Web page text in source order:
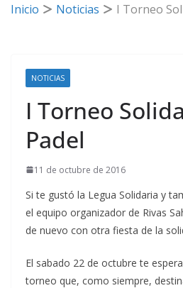
Inicio
Noticias I Torneo
NOTICIAS
I Torneo
Padel
11 de octubre de 2016
Si te gustó la Legua Solidaria y
el equipo organizador de Rivas
de nuevo con otra fiesta de la
El sabado 22 de octubre te
torneo que, como siempre,